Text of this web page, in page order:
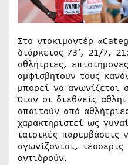
Στο ντοκιμαντέρ
διάρκειας 73’, 21/7,
αθλήτριες,
αμφισβητούν τους
μπορεί να αγωνίζεται
Όταν οι διεθνείς
απαιτούν από
χαρακτηριστεί ως
ιατρικές παρεμβάσεις
αγωνίζονται,
αντιδρούν.